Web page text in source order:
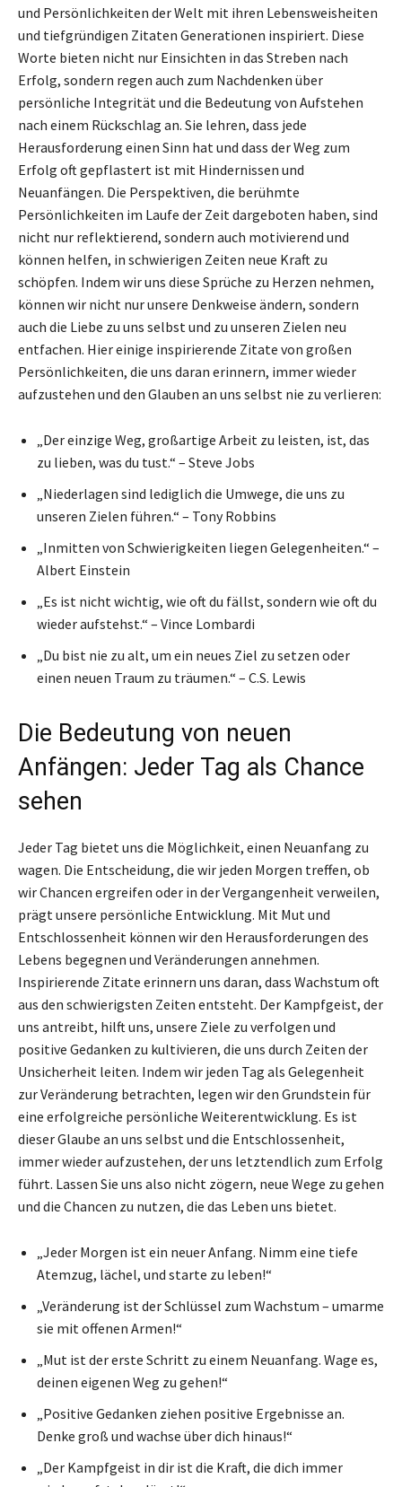
und Persönlichkeiten der Welt mit ihren Lebensweisheiten
und tiefgründigen Zitaten Generationen inspiriert. Diese
Worte bieten nicht nur Einsichten in das Streben nach
Erfolg, sondern regen auch zum Nachdenken über
persönliche Integrität und die Bedeutung von Aufstehen
nach einem Rückschlag an. Sie lehren, dass jede
Herausforderung einen Sinn hat und dass der Weg zum
Erfolg oft gepflastert ist mit Hindernissen und
Neuanfängen. Die Perspektiven, die berühmte
Persönlichkeiten im Laufe der Zeit dargeboten haben, sind
nicht nur reflektierend, sondern auch motivierend und
können helfen, in schwierigen Zeiten neue Kraft zu
schöpfen. Indem wir uns diese Sprüche zu Herzen nehmen,
können wir nicht nur unsere Denkweise ändern, sondern
auch die Liebe zu uns selbst und zu unseren Zielen neu
entfachen. Hier einige inspirierende Zitate von großen
Persönlichkeiten, die uns daran erinnern, immer wieder
aufzustehen und den Glauben an uns selbst nie zu verlieren:
„Der einzige Weg, großartige Arbeit zu leisten, ist, das
zu lieben, was du tust.“ – Steve Jobs
„Niederlagen sind lediglich die Umwege, die uns zu
unseren Zielen führen.“ – Tony Robbins
„Inmitten von Schwierigkeiten liegen Gelegenheiten.“ –
Albert Einstein
„Es ist nicht wichtig, wie oft du fällst, sondern wie oft du
wieder aufstehst.“ – Vince Lombardi
„Du bist nie zu alt, um ein neues Ziel zu setzen oder
einen neuen Traum zu träumen.“ – C.S. Lewis
Die Bedeutung von neuen
Anfängen: Jeder Tag als Chance
sehen
Jeder Tag bietet uns die Möglichkeit, einen Neuanfang zu
wagen. Die Entscheidung, die wir jeden Morgen treffen, ob
wir Chancen ergreifen oder in der Vergangenheit verweilen,
prägt unsere persönliche Entwicklung. Mit Mut und
Entschlossenheit können wir den Herausforderungen des
Lebens begegnen und Veränderungen annehmen.
Inspirierende Zitate erinnern uns daran, dass Wachstum oft
aus den schwierigsten Zeiten entsteht. Der Kampfgeist, der
uns antreibt, hilft uns, unsere Ziele zu verfolgen und
positive Gedanken zu kultivieren, die uns durch Zeiten der
Unsicherheit leiten. Indem wir jeden Tag als Gelegenheit
zur Veränderung betrachten, legen wir den Grundstein für
eine erfolgreiche persönliche Weiterentwicklung. Es ist
dieser Glaube an uns selbst und die Entschlossenheit,
immer wieder aufzustehen, der uns letztendlich zum Erfolg
führt. Lassen Sie uns also nicht zögern, neue Wege zu gehen
und die Chancen zu nutzen, die das Leben uns bietet.
„Jeder Morgen ist ein neuer Anfang. Nimm eine tiefe
Atemzug, lächel, und starte zu leben!“
„Veränderung ist der Schlüssel zum Wachstum – umarme
sie mit offenen Armen!“
„Mut ist der erste Schritt zu einem Neuanfang. Wage es,
deinen eigenen Weg zu gehen!“
„Positive Gedanken ziehen positive Ergebnisse an.
Denke groß und wachse über dich hinaus!“
„Der Kampfgeist in dir ist die Kraft, die dich immer